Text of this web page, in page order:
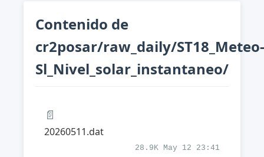
Contenido de
cr2posar/raw_daily/ST18_Meteo-
Sl_Nivel_solar_instantaneo/
📄
20260511.dat
28.9K May 12 23:41